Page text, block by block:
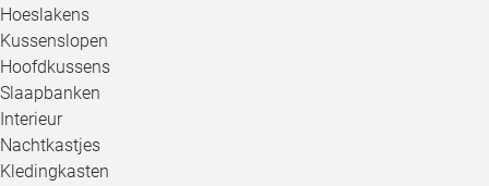
Hoeslakens
Kussenslopen
Hoofdkussens
Slaapbanken
Interieur
Nachtkastjes
Kledingkasten